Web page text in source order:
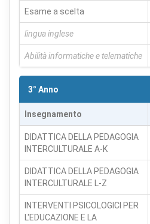
Esame a scelta
lingua inglese
Abilità informatiche e telematiche
3° Anno
Insegnamento
DIDATTICA DELLA PEDAGOGIA
INTERCULTURALE A-K
DIDATTICA DELLA PEDAGOGIA
INTERCULTURALE L-Z
INTERVENTI PSICOLOGICI PER
L'EDUCAZIONE E LA